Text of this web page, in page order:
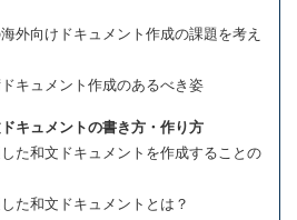
向けドキュメント作成の課題を考え
ュメント作成のあるべき姿
キュメントの書き方・作り方
和文ドキュメントを作成することの
和文ドキュメントとは？